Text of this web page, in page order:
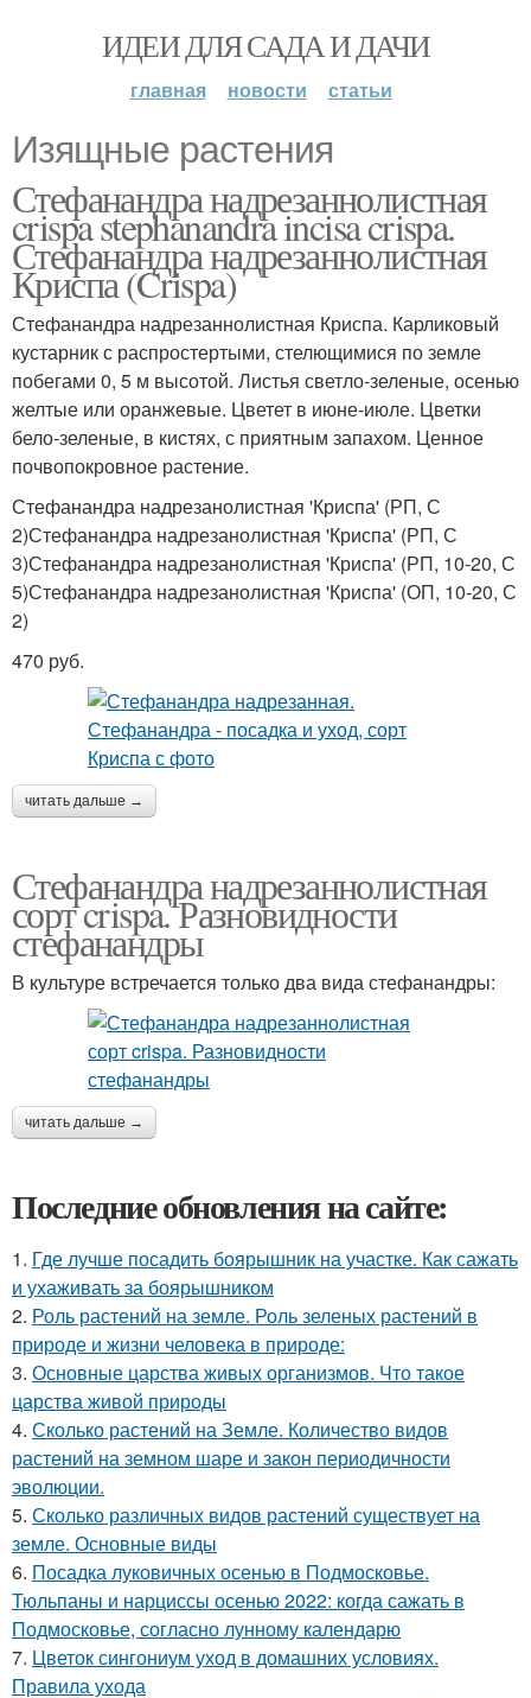
ИДЕИ ДЛЯ САДА И ДАЧИ
главная новости статьи
Изящные растения
Стефанандра надрезаннолистная
crispa stephanandra incisa crispa.
Стефанандра надрезаннолистная
Криспа (Crispa)
Стефанандра надрезаннолистная Криспа. Карликовый
кустарник с распростертыми, стелющимися по земле
побегами 0, 5 м высотой. Листья светло-зеленые, осенью
желтые или оранжевые. Цветет в июне-июле. Цветки
бело-зеленые, в кистях, с приятным запахом. Ценное
почвопокровное растение.
Стефанандра надрезанолистная 'Криспа' (РП, С
2)Стефанандра надрезанолистная 'Криспа' (РП, С
3)Стефанандра надрезанолистная 'Криспа' (РП, 10-20, С
5)Стефанандра надрезанолистная 'Криспа' (ОП, 10-20, С
2)
470 руб.
читать дальше →
Стефанандра надрезаннолистная
сорт crispa. Разновидности
стефанандры
В культуре встречается только два вида стефанандры:
читать дальше →
Последние обновления на сайте:
1. Где лучше посадить боярышник на участке. Как сажать
и ухаживать за боярышником
2. Роль растений на земле. Роль зеленых растений в
природе и жизни человека в природе:
3. Основные царства живых организмов. Что такое
царства живой природы
4. Сколько растений на Земле. Количество видов
растений на земном шаре и закон периодичности
эволюции.
5. Сколько различных видов растений существует на
земле. Основные виды
6. Посадка луковичных осенью в Подмосковье.
Тюльпаны и нарциссы осенью 2022: когда сажать в
Подмосковье, согласно лунному календарю
7. Цветок сингониум уход в домашних условиях.
Правила ухода